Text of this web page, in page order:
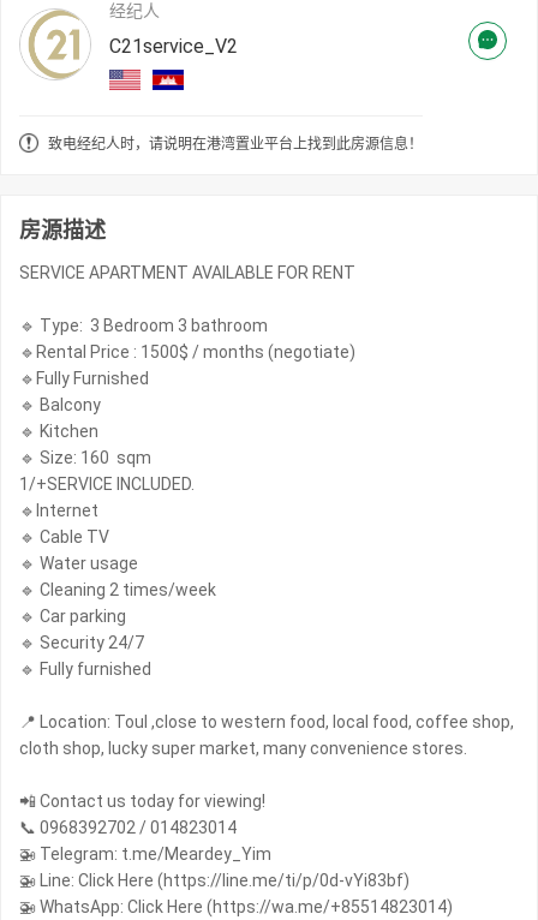
经纪人
C21service_V2
致电经纪人时，请说明在港湾置业平台上找到此房源信息！
房源描述
SERVICE APARTMENT AVAILABLE FOR RENT
🔹 Type: 3 Bedroom 3 bathroom
🔹Rental Price : 1500$ / months (negotiate)
🔹Fully Furnished
🔹 Balcony
🔹 Kitchen
🔹 Size: 160 sqm
1/+SERVICE INCLUDED.
🔹Internet
🔹 Cable TV
🔹 Water usage
🔹 Cleaning 2 times/week
🔹 Car parking
🔹 Security 24/7
🔹 Fully furnished
📍 Location: Toul ,close to western food, local food, coffee shop,
cloth shop, lucky super market, many convenience stores.
📲 Contact us today for viewing!
📞 0968392702 / 014823014
🚁 Telegram: t.me/Meardey_Yim
🚁 Line: Click Here (https://line.me/ti/p/0d-vYi83bf)
🚁 WhatsApp: Click Here (https://wa.me/+85514823014)